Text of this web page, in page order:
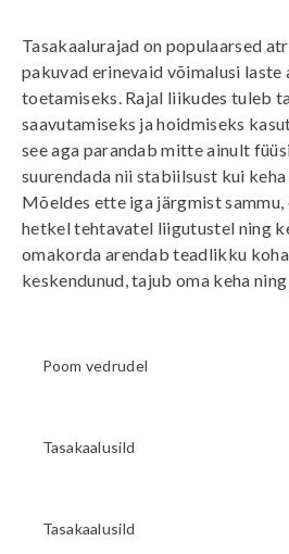
Tasakaalurajad on populaarsed
pakuvad erinevaid võimalusi laste
toetamiseks. Rajal liikudes tuleb
saavutamiseks ja hoidmiseks
see aga parandab mitte ainult
suurendada nii stabiilsust kui
Mõeldes ette iga järgmist sammu,
hetkel tehtavatel liigutustel ning
omakorda arendab teadlikku
keskendunud, tajub oma keha
Poom vedrudel
Tasakaalusild
Tasakaalusild